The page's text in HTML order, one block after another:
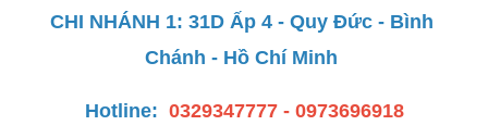
CHI NHÁNH 1: 31D Ấp 4 - Quy Đức - Bình
Chánh - Hồ Chí Minh
Hotline: 0329347777 - 0973696918